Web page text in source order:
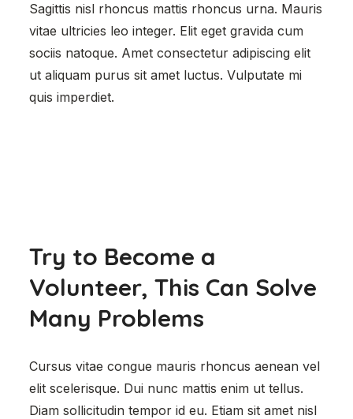
Sagittis nisl rhoncus mattis rhoncus urna. Mauris
vitae ultricies leo integer. Elit eget gravida cum
sociis natoque. Amet consectetur adipiscing elit
ut aliquam purus sit amet luctus. Vulputate mi
quis imperdiet.
Try to Become a
Volunteer, This Can Solve
Many Problems
Cursus vitae congue mauris rhoncus aenean vel
elit scelerisque. Dui nunc mattis enim ut tellus.
Diam sollicitudin tempor id eu. Etiam sit amet nisl